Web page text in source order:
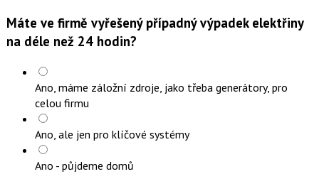
Máte ve firmě vyřešený případný výpadek elektřiny
na déle než 24 hodin?
Ano, máme záložní zdroje, jako třeba generátory, pro
celou firmu
Ano, ale jen pro klíčové systémy
Ano - půjdeme domů